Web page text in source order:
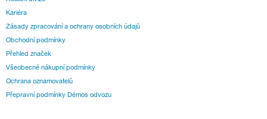
Kariéra
Zásady zpracování a ochrany osobních údajů
Obchodní podmínky
Přehled značek
Všeobecné nákupní podmínky
Ochrana oznamovatelů
Přepravní podmínky Démos odvozu